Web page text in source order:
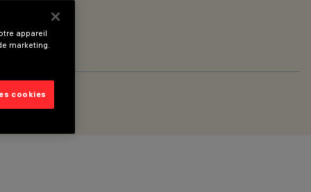
appareil
marketing.
cookies